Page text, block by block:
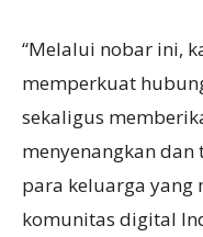
“Melalui nobar ini,
memperkuat
sekaligus
menyenangkan
para keluarga yang
komunitas digital